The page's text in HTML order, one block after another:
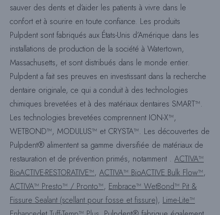
sauver des dents et d’aider les patients à vivre dans le
confort et à sourire en toute confiance. Les produits
Pulpdent sont fabriqués aux États-Unis d’Amérique dans les
installations de production de la société à Watertown,
Massachusetts, et sont distribués dans le monde entier.
Pulpdent a fait ses preuves en investissant dans la recherche
dentaire originale, ce qui a conduit à des technologies
chimiques brevetées et à des matériaux dentaires SMART™.
Les technologies brevetées comprennent ION-X™,
WETBOND™, MODULUS™ et CRYSTA™. Les découvertes de
Pulpdent® alimentent sa gamme diversifiée de matériaux de
restauration et de prévention primés, notamment . ACTIVA™
BioACTIVE-RESTORATIVE™, ACTIVA™ BioACTIVE Bulk Flow™,
ACTIVA™ Presto™ / Pronto™, Embrace™ WetBond™ Pit &
Fissure Sealant (scellant pour fosse et fissure), Lime-Lite™